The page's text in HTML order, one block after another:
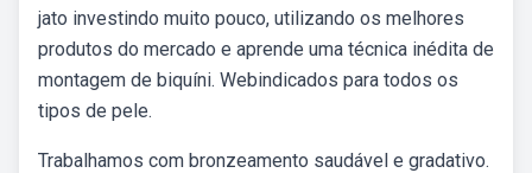
jato investindo muito pouco, utilizando os melhores
produtos do mercado e aprende uma técnica inédita de
montagem de biquíni. Webindicados para todos os
tipos de pele.
Trabalhamos com bronzeamento saudável e gradativo.